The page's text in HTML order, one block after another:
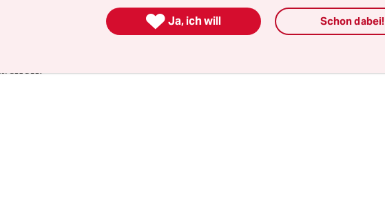
von toxischem Verhalten“, heißt esauf einer
Aktionsseite . Niemand sei berechtigt, jemand anderen
 Ja, ich will Schon dabei!